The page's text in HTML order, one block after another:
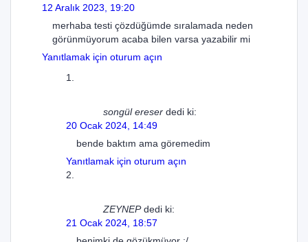
12 Aralık 2023, 19:20
merhaba testi çözdüğümde sıralamada neden
görünmüyorum acaba bilen varsa yazabilir mi
Yanıtlamak için oturum açın
songül ereser dedi ki:
20 Ocak 2024, 14:49
bende baktım ama göremedim
Yanıtlamak için oturum açın
ZEYNEP dedi ki:
21 Ocak 2024, 18:57